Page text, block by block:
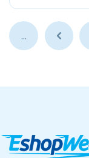
... ...